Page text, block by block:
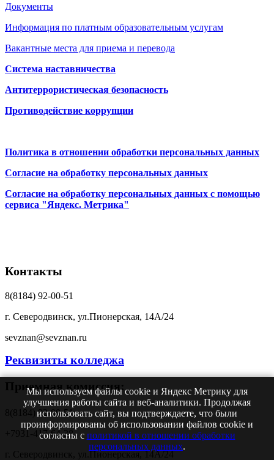
Мы используем файлы cookie и Яндекс Метрику для
улучшения работы сайта и веб-аналитики. Продолжая
использовать сайт, вы подтверждаете, что были
проинформированы об использовании файлов cookie и
согласны с политикой в отношении обработки
персональных данных.
Документы
Информация по платным образовательным услугам
Вакантные места для приема и перевода
Система наставничества
Антитеррористическая безопасность
Противодействие коррупции
Политика в отношении обработки персональных данных
Согласие на обработку персональных данных
Согласие на обработку персональных данных с помощью
сервиса "Яндекс. Метрика"
Контакты
8(8184) 92-00-51
г. Северодвинск, ул.Пионерская, 14А/24
sevznan@sevznan.ru
Реквизиты колледжа
Приемная комиссия:
8(8184) 92-00-51;
+7931-417-64-38
г. Северодвинск, ул.Пионерская, 14А/24